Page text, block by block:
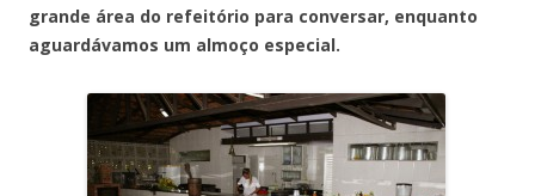
grande área do refeitório para conversar, enquanto
aguardávamos um almoço especial.